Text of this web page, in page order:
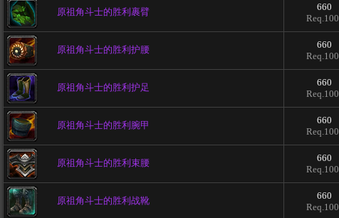
原祖角斗士的胜利裹臂
660
Req.100
原祖角斗士的胜利护腰
660
Req.100
原祖角斗士的胜利护足
660
Req.100
原祖角斗士的胜利腕甲
660
Req.100
原祖角斗士的胜利束腰
660
Req.100
原祖角斗士的胜利战靴
660
Req.100